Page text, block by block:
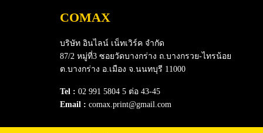
COMAX
บริษัท อินไลน์ เน็ทเวิร์ค จำกัด
87/2 หมู่ที่3 ซอยวัดบางกร่าง ถ.บางกรวย-ไทรน้อย
ต.บางกร่าง อ.เมือง จ.นนทบุรี 11000
Tel : 02 991 5804 5 ต่อ 43-45
Email : comax.print@gmail.com